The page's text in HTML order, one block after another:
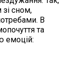
сном,
В
та
емоцій: